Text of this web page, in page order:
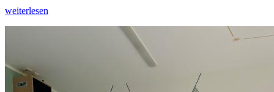
weiterlesen